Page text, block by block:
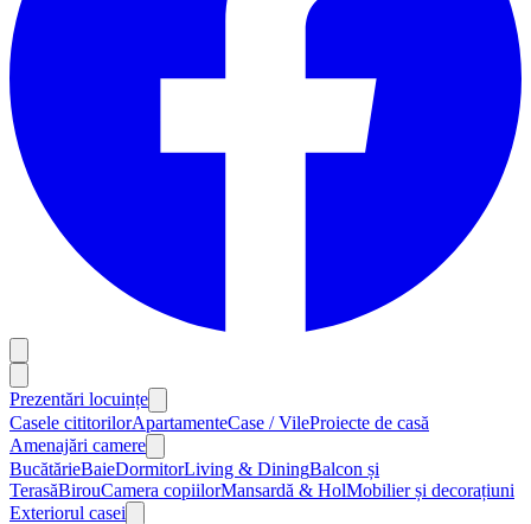
Prezentări locuințe
Casele cititorilorApartamenteCase / VileProiecte de casă
Amenajări camere
BucătărieBaieDormitorLiving & DiningBalcon și
TerasăBirouCamera copiilorMansardă & HolMobilier și decorațiuni
Exteriorul casei